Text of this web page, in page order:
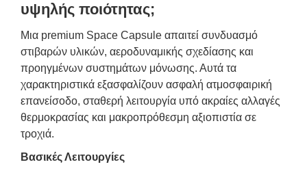
υψηλής ποιότητας;
Μια premium Space Capsule απαιτεί συνδυασμό
στιβαρών υλικών, αεροδυναμικής σχεδίασης και
προηγμένων συστημάτων μόνωσης. Αυτά τα
χαρακτηριστικά εξασφαλίζουν ασφαλή ατμοσφαιρική
επανείσοδο, σταθερή λειτουργία υπό ακραίες αλλαγές
θερμοκρασίας και μακροπρόθεσμη αξιοπιστία σε
τροχιά.
Βασικές Λειτουργίες